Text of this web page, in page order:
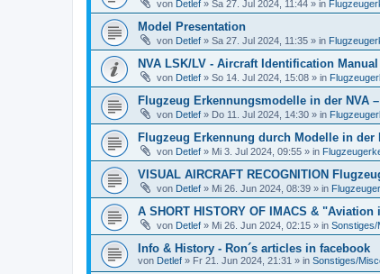
von Detlef » Sa 27. Jul 2024, 11:44 » in
Model Presentation
von Detlef » Sa 27. Jul 2024, 11:35 » in
NVA LSK/LV - Aircraft Identification
von Detlef » So 14. Jul 2024, 15:08 » in
Flugzeug Erkennungsmodelle in der NVA –
von Detlef » Do 11. Jul 2024, 14:30 » in
Flugzeug Erkennung durch Modelle in der
von Detlef » Mi 3. Jul 2024, 09:55 » in
VISUAL AIRCRAFT RECOGNITION
von Detlef » Mi 26. Jun 2024, 08:39 » in
A SHORT HISTORY OF IMACS &
von Detlef » Mi 26. Jun 2024, 02:15 » in Sonstiges/
Info & History - Ron´s articles in facebook
von Detlef » Fr 21. Jun 2024, 21:31 » in Sonstiges/